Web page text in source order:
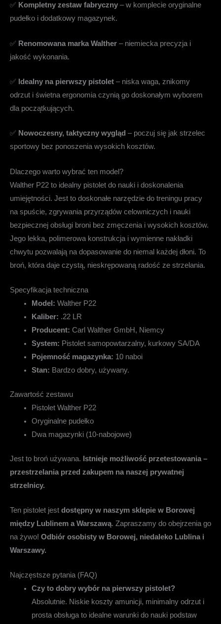
✅ Kompletny zestaw fabryczny – w komplecie oryginalne
pudełko i dodatkowy magazynek.
✅ Renomowana marka Walther – niemiecka precyzja i
jakość wykonania.
✅ Idealny na pierwszy pistolet – niska waga, znikomy
odrzut i świetna ergonomia czynią go doskonałym wyborem
dla początkujących.
✅ Nowoczesny, taktyczny wygląd – poczuj się jak strzelec
sportowy bez ponoszenia wysokich kosztów.
Dlaczego warto wybrać ten model?
Walther P22 to idealny pistolet do nauki i doskonalenia
umiejętności. Jest to doskonałe narzędzie do treningu pracy
na spuście, zgrywania przyrządów celowniczych i nauki
bezpiecznej obsługi broni bez zmęczenia i wysokich kosztów.
Jego lekka, polimerowa konstrukcja i wymienne nakładki
chwytu pozwalają na dopasowanie do niemal każdej dłoni. To
broń, która daje czystą, nieskrępowaną radość ze strzelania.
Specyfikacja techniczna
Model: Walther P22
Kaliber: .22 LR
Producent: Carl Walther GmbH, Niemcy
System: Pistolet samopowtarzalny, kurkowy SA/DA
Pojemność magazynka: 10 naboi
Stan: Bardzo dobry, używany.
Zawartość zestawu
Pistolet Walther P22
Oryginalne pudełko
Dwa magazynki (10-nabojowe)
Jest to broń używana. Istnieje możliwość przetestowania –
przestrzelania przed zakupem na naszej prywatnej
strzelnicy.
Ten pistolet jest dostępny w naszym sklepie w Borowej
między Lublinem a Warszawą. Zapraszamy do obejrzenia go
na żywo! Odbiór osobisty w Borowej, niedaleko Lublina i
Warszawy.
Najczęstsze pytania (FAQ)
Czy to dobry wybór na pierwszy pistolet?
Absolutnie. Niskie koszty amunicji, minimalny odrzut i
prosta obsługa to idealne warunki do nauki podstaw